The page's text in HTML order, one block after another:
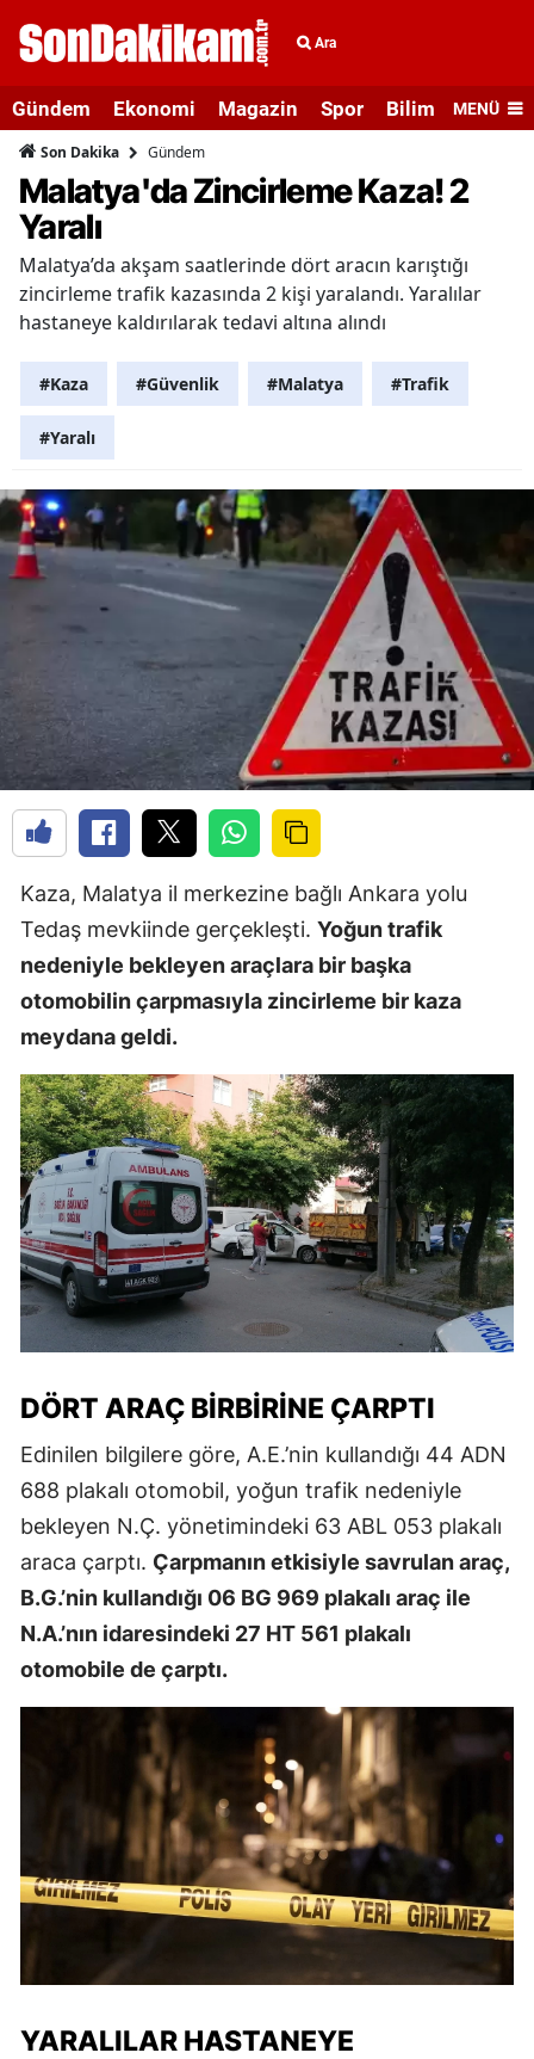
Ara
Gündem Ekonomi Magazin Spor Bilim veMENÜ
Son Dakika Gündem
Malatya'da Zincirleme Kaza! 2
Yaralı
Malatya’da akşam saatlerinde dört aracın karıştığı
zincirleme trafik kazasında 2 kişi yaralandı. Yaralılar
hastaneye kaldırılarak tedavi altına alındı
#Kaza #Güvenlik #Malatya #Trafik
#Yaralı
Kaza, Malatya il merkezine bağlı Ankara yolu
Tedaş mevkiinde gerçekleşti. Yoğun trafik
nedeniyle bekleyen araçlara bir başka
otomobilin çarpmasıyla zincirleme bir kaza
meydana geldi.
DÖRT ARAÇ BIRBIRINE ÇARPTI
Edinilen bilgilere göre, A.E.’nin kullandığı 44 ADN
688 plakalı otomobil, yoğun trafik nedeniyle
bekleyen N.Ç. yönetimindeki 63 ABL 053 plakalı
araca çarptı. Çarpmanın etkisiyle savrulan araç,
B.G.’nin kullandığı 06 BG 969 plakalı araç ile
N.A.’nın idaresindeki 27 HT 561 plakalı
otomobile de çarptı.
YARALILAR HASTANEYE